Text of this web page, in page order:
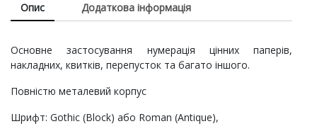
Опис Додаткова інформація
Основне застосування нумерація цінних паперів,
накладних, квитків, перепусток та багато іншого.
Повністю металевий корпус
Шрифт: Gothic (Block) або Roman (Antique),